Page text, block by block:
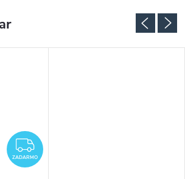
ZADARMO
ZADARMO